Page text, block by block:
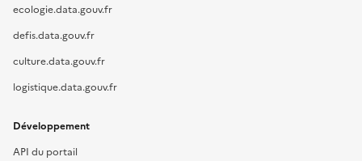
ecologie.data.gouv.fr
defis.data.gouv.fr
culture.data.gouv.fr
logistique.data.gouv.fr
Développement
API du portail